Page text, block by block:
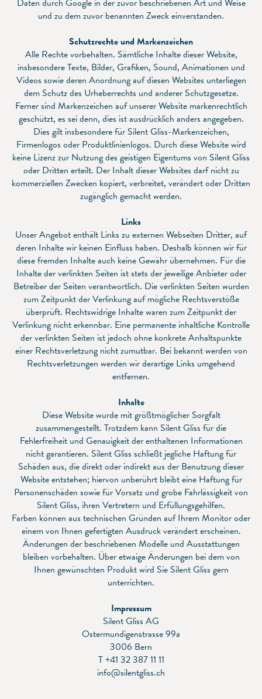
und zu dem zuvor benannten Zweck einverstanden.
Schutzrechte und Markenzeichen
Alle Rechte vorbehalten. Sämtliche Inhalte dieser Website,
insbesondere Texte, Bilder, Grafiken, Sound, Animationen und
Videos sowie deren Anordnung auf diesen Websites unterliegen
dem Schutz des Urheberrechts und anderer Schutzgesetze.
Ferner sind Markenzeichen auf unserer Website markenrechtlich
geschützt, es sei denn, dies ist ausdrücklich anders angegeben.
Dies gilt insbesondere für Silent Gliss-Markenzeichen,
Firmenlogos oder Produktlinienlogos. Durch diese Website wird
keine Lizenz zur Nutzung des geistigen Eigentums von Silent Gliss
oder Dritten erteilt. Der Inhalt dieser Websites darf nicht zu
kommerziellen Zwecken kopiert, verbreitet, verändert oder Dritten
zugänglich gemacht werden.
Links
Unser Angebot enthält Links zu externen Webseiten Dritter, auf
deren Inhalte wir keinen Einfluss haben. Deshalb können wir für
diese fremden Inhalte auch keine Gewähr übernehmen. Für die
Inhalte der verlinkten Seiten ist stets der jeweilige Anbieter oder
Betreiber der Seiten verantwortlich. Die verlinkten Seiten wurden
zum Zeitpunkt der Verlinkung auf mögliche Rechtsverstöße
überprüft. Rechtswidrige Inhalte waren zum Zeitpunkt der
Verlinkung nicht erkennbar. Eine permanente inhaltliche Kontrolle
der verlinkten Seiten ist jedoch ohne konkrete Anhaltspunkte
einer Rechtsverletzung nicht zumutbar. Bei bekannt werden von
Rechtsverletzungen werden wir derartige Links umgehend
entfernen.
Inhalte
Diese Website wurde mit größtmöglicher Sorgfalt
zusammengestellt. Trotzdem kann Silent Gliss für die
Fehlerfreiheit und Genauigkeit der enthaltenen Informationen
nicht garantieren. Silent Gliss schließt jegliche Haftung für
Schäden aus, die direkt oder indirekt aus der Benutzung dieser
Website entstehen; hiervon unberührt bleibt eine Haftung für
Personenschäden sowie für Vorsatz und grobe Fahrlässigkeit von
Silent Gliss, ihren Vertretern und Erfüllungsgehilfen.
Farben können aus technischen Gründen auf Ihrem Monitor oder
einem von Ihnen gefertigten Ausdruck verändert erscheinen.
Änderungen der beschriebenen Modelle und Ausstattungen
bleiben vorbehalten. Über etwaige Änderungen bei dem von
Ihnen gewünschten Produkt wird Sie Silent Gliss gern
unterrichten.
Impressum
Silent Gliss AG
Ostermundigenstrasse 99a
3006 Bern
T +41 32 387 11 11
info
silentgliss.ch